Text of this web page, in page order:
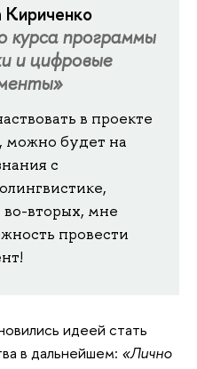
курса программы
и цифровые
в проекте
можно будет на
с
вторых, мне
провести
идеей стать
в дальнейшем: «Лично